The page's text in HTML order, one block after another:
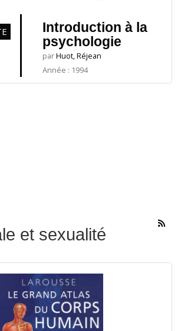
Introduction à la
psychologie
parHuot, Réjean
Année : 1994
et sexualité